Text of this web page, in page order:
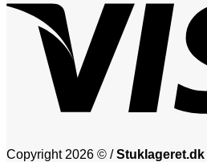
Copyright 2026 © /Stuklageret.dk